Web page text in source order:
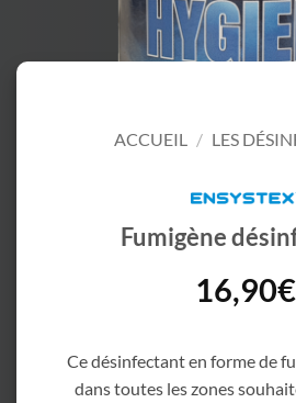
ACCUEIL / LES
Fumigène
16,90€
Ce désinfectant en forme de
dans toutes les zones